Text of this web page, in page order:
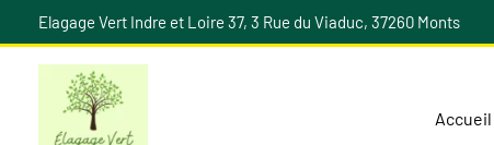
au
Elagage Vert Indre et Loire 37, 3 Rue du Viaduc, 37260 Monts
Accueil